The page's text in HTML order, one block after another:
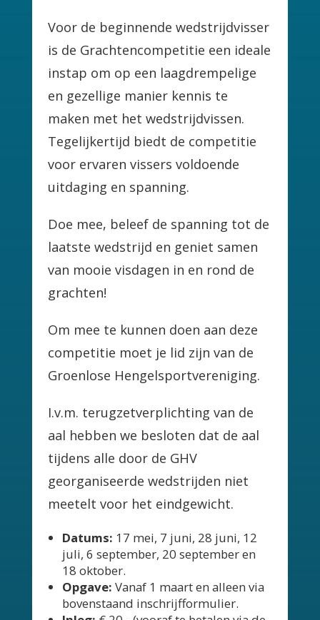
Voor de beginnende wedstrijdvisser
is de Grachtencompetitie een ideale
instap om op een laagdrempelige
en gezellige manier kennis te
maken met het wedstrijdvissen.
Tegelijkertijd biedt de competitie
voor ervaren vissers voldoende
uitdaging en spanning.
Doe mee, beleef de spanning tot de
laatste wedstrijd en geniet samen
van mooie visdagen in en rond de
grachten!
Om mee te kunnen doen aan deze
competitie moet je lid zijn van de
Groenlose Hengelsportvereniging.
I.v.m. terugzetverplichting van de
aal hebben we besloten dat de aal
tijdens alle door de GHV
georganiseerde wedstrijden niet
meetelt voor het eindgewicht.
Datums: 17 mei, 7 juni, 28 juni, 12
juli, 6 september, 20 september en
18 oktober.
Opgave: Vanaf 1 maart en alleen via
bovenstaand inschrijfformulier.